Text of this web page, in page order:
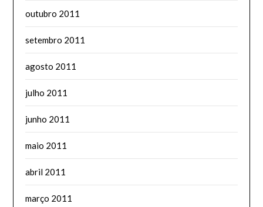
outubro 2011
setembro 2011
agosto 2011
julho 2011
junho 2011
maio 2011
abril 2011
março 2011